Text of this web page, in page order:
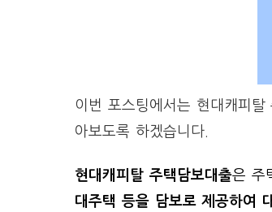
이번 포스팅에서는 현대캐피
아보도록 하겠습니다.
현대캐피탈 주택담보대출은 주
대주택 등을 담보로 제공하여